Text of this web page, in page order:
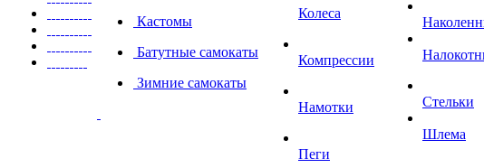
Кастомы
Батутные самокаты
Зимние самокаты
Колеса
Компрессии
Намотки
Пеги
Стельки
Шлема